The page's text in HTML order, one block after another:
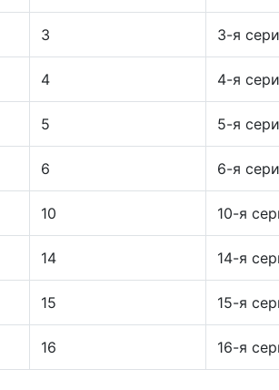
3 3-я
4 4-я
5 5-я
6 6-я
10 10-я
14 14-я
15 15-я
16 16-я